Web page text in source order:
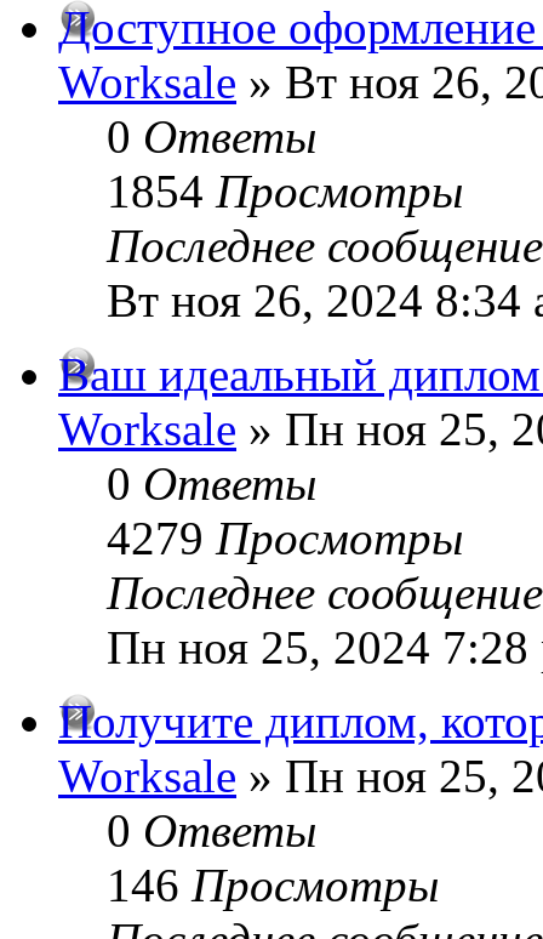
Доступное
Worksale » Вт ноя 26,
0 Ответы
1854 Просмотры
Последнее
Вт ноя 26, 2024 8:34
Ваш идеальный
Worksale » Пн ноя 25,
0 Ответы
4279 Просмотры
Последнее
Пн ноя 25, 2024 7:28
Получите диплом,
Worksale » Пн ноя 25,
0 Ответы
146 Просмотры